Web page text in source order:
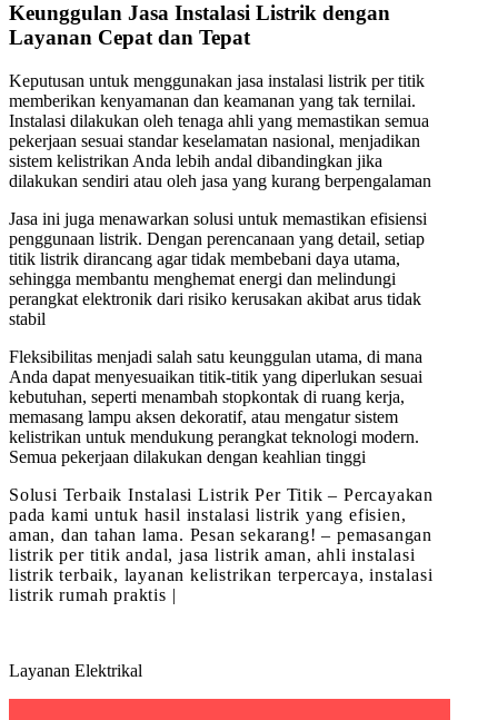
Keunggulan Jasa Instalasi Listrik dengan
Layanan Cepat dan Tepat
Keputusan untuk menggunakan jasa instalasi listrik per titik
memberikan kenyamanan dan keamanan yang tak ternilai.
Instalasi dilakukan oleh tenaga ahli yang memastikan semua
pekerjaan sesuai standar keselamatan nasional, menjadikan
sistem kelistrikan Anda lebih andal dibandingkan jika
dilakukan sendiri atau oleh jasa yang kurang berpengalaman
Jasa ini juga menawarkan solusi untuk memastikan efisiensi
penggunaan listrik. Dengan perencanaan yang detail, setiap
titik listrik dirancang agar tidak membebani daya utama,
sehingga membantu menghemat energi dan melindungi
perangkat elektronik dari risiko kerusakan akibat arus tidak
stabil
Fleksibilitas menjadi salah satu keunggulan utama, di mana
Anda dapat menyesuaikan titik-titik yang diperlukan sesuai
kebutuhan, seperti menambah stopkontak di ruang kerja,
memasang lampu aksen dekoratif, atau mengatur sistem
kelistrikan untuk mendukung perangkat teknologi modern.
Semua pekerjaan dilakukan dengan keahlian tinggi
Solusi Terbaik Instalasi Listrik Per Titik – Percayakan
pada kami untuk hasil instalasi listrik yang efisien,
aman, dan tahan lama. Pesan sekarang! – pemasangan
listrik per titik andal, jasa listrik aman, ahli instalasi
listrik terbaik, layanan kelistrikan terpercaya, instalasi
listrik rumah praktis |
Layanan Elektrikal